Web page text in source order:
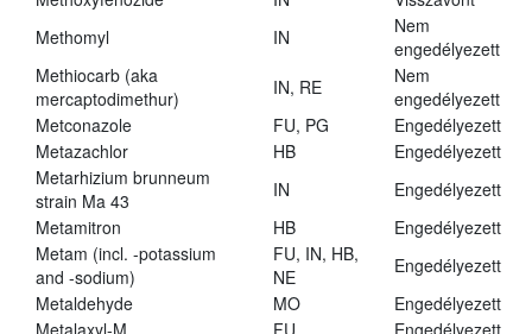
Methomyl
IN
Nem
engedélyezett
Methiocarb (aka
mercaptodimethur)
IN, RE
Nem
engedélyezett
Metconazole
FU, PG
Engedélyezett
Metazachlor
HB
Engedélyezett
Metarhizium brunneum
strain Ma 43
IN
Engedélyezett
Metamitron
HB
Engedélyezett
Metam (incl. -potassium
and -sodium)
FU, IN, HB,
NE
Engedélyezett
Metaldehyde
MO
Engedélyezett